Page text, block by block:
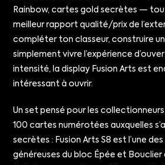
Rainbow, cartes gold secrètes —
meilleur rapport qualité/prix de
compléter ton classeur, construire
simplement vivre l’expérience
intensité, la display Fusion Arts est
intéressant à ouvrir.
Un set pensé pour les collectionneurs
100 cartes numérotées auxquelles
secrètes : Fusion Arts S8 est l’une
généreuses du bloc Épée et Bouclier